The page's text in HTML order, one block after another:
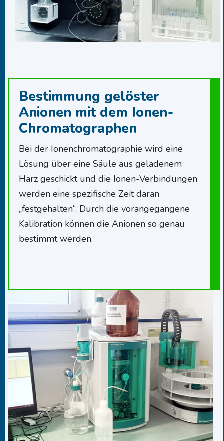
Bestimmung gelöster
Anionen mit dem Ionen-
Chromatographen
Bei der Ionenchromatographie wird eine
Lösung über eine Säule aus geladenem
Harz geschickt und die Ionen-Verbindungen
werden eine spezifische Zeit daran
„festgehalten“. Durch die vorangegangene
Kalibration können die Anionen so genau
bestimmt werden.